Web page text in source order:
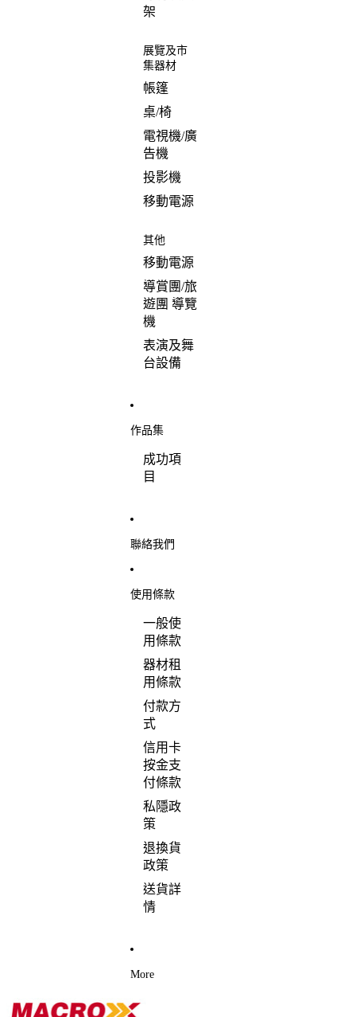
架
展覽及市
集器材
帳篷
桌/椅
電視機/廣
告機
投影機
移動電源
其他
移動電源
導賞團/旅
遊團 導覽
機
表演及舞
台設備
作品集
成功項
目
聯絡我們
使用條款
一般使
用條款
器材租
用條款
付款方
式
信用卡
按金支
付條款
私隱政
策
退換貨
政策
送貨詳
情
More